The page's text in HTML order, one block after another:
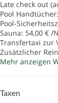
Late check out
Pool
Pool-
Sauna: 54,00 € /
Transfertaxi zur
Zusätzlicher
Mehr anzeigen
Taxen